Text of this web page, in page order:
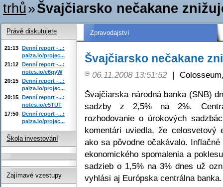
trhů»Švajčiarsko nečakane
Zpravodajství
Švajčiarsko nečakane
06.11.2008 13:51:52 |
Švajčiarska národná banka (SNB)
sadzby z 2,5% na 2%.
rozhodovanie o úrokových
komentári uviedla, že
ako sa pôvodne očakávalo.
ekonomického spomalenia a
sadzieb o 1,5% na 3% dnes už
vyhlási aj Európska centrálna banka.
Právě diskutujete
21:13 Denní report -...:
paiza.io/projec...
21:12 Denní report -...:
notes.io/e6qyW
20:15 Denní report -...:
paiza.io/projec...
20:15 Denní report -...:
notes.io/e5TUT
17:50 Denní report -...:
paiza.io/projec...
Škola investování
Zajímavé vzestupy